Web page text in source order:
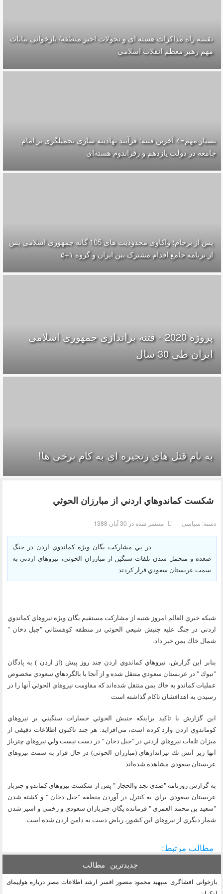
نقشه راه مذاکرات هسته ای و تحولات اخیر منطقه/ بازخوانی بیانات
مهم رهبر معظم انقلاب اسلامی
بسیار مهم=> آخرین فتنه؛ فرآیند نهادینه سازی تحمیلگری بر امام
جامعه در دولت یازدهم و رفراندوم هسته‌ای
پس از برجام؛ واکاوی محدودیت های 105 گانه جمهوری اسلامی پس
از برنامه جامع اقدام مشترک بین ایران و گروه ۱+۵
پروژه 2020 - فتنه براندازی جمهوری اسلامی
ایران طی 30 سال
به نام قتل های زنجیره ای به کام برخی ها!
شكست كماندوهاي اردني از مبارزان الحوثي‌
دسته: سیاسی منتشر شده در 30 آبان 1388
در پي مشاركت يگان ويژه كماندوي اردن در جنگ
صعده و متحمل شدن تلفات سنگين از مبارزان الحوثي، نيروهاي اردني به
سمت عربستان سعودي فرار كردند.
شبكه خبري العالم امروز شنبه از مشاركت مستقيم يگان ويژه نيروهاي كماندوي
اردني در جنگ عليه جنبش شيعي الحوثي در منطقه كوهستاني "جبل دخان "
شمال خاك يمن خبر داد.
بنابر اين گزارش، نيروهاي كماندوي اردن چند روز پيش (از اردن ) به پادگان
"تبوك " در عربستان سعودي منتقل شده و از آنجا با بالگردهاي سعودي مخصوص
عمليات كماندو به خاك يمن منتقل شده‌اند كه مقاومت نيروهاي الحوثي آنها را در
رسيدن به اهدافشان ناكام گذاشته‌ است
اين گزارش با تاكيد براينكه جنبش الحوثي خسارات سنگيني بر نيروهاي
كوماندوي اردن وارد كرده است، مي‌افزايد: هر چند تاكنون اطلاعات دقيقي از
ميزان تلفات نيروهاي اردني در "جبل دخان " در دست نيست ولي نيروهاي چترباز
آنها زير آتش تك تيراندازهاي (مبارزان الحوثي) در حال فرار به سمت نيروهاي
عربستان سعودي مشاهده شده‌اند.
به گزارش روزنامه "صدى نجد والحجاز " پس از شكست نيروهاي كماندو و چترباز
عربستان سعودي براي به كنترل در آوردن منطقه "جبل دخان " و كشته شدن
"سعيد بن محمد العمري " فرمانده يگان چتربازان سعودي و زخمي و اسير شدن
شمار ديگري از نيروهاي اين كشور، رياض دست به دامن اردن شده است.
مطالب مرتبط:
جدیدترین مطالب
بازخوانی افشاگری سپهبد محمود منصور افسر ارشد اطلاعات مصر درباره هواپیمای